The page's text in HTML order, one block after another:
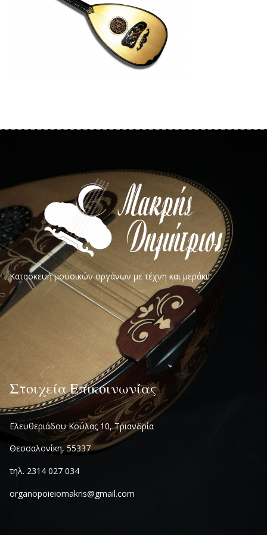
Κατασκευή μουσικών οργάνων με τέχνη και μεράκι!
Στοιχεία Επικοινωνίας
Ελευθεριάδου Κούλας 10, Τριανδρία
Θεσσαλονίκη, 55337
τηλ. 2314 027 034
organopoieiomakris@gmail.com